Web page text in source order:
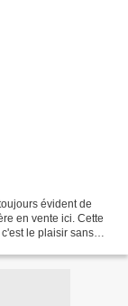
évident de
en vente ici. Cette